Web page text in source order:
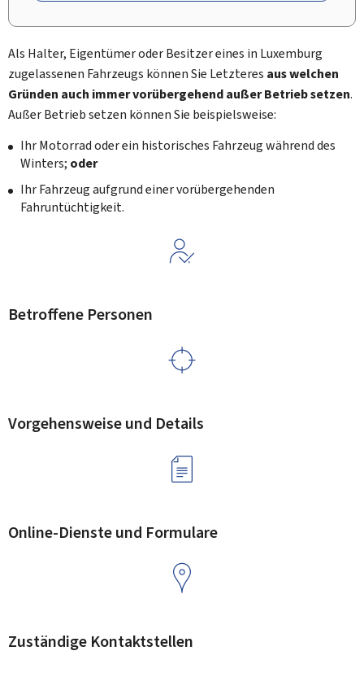
Als Halter, Eigentümer oder Besitzer eines in Luxemburg
zugelassenen Fahrzeugs können Sie Letzteres aus welchen
Gründen auch immer vorübergehend außer Betrieb setzen.
Außer Betrieb setzen können Sie beispielsweise:
Ihr Motorrad oder ein historisches Fahrzeug während des
Winters; oder
Ihr Fahrzeug aufgrund einer vorübergehenden
Fahruntüchtigkeit.
Betroffene Personen
Vorgehensweise und Details
Online-Dienste und Formulare
Zuständige Kontaktstellen